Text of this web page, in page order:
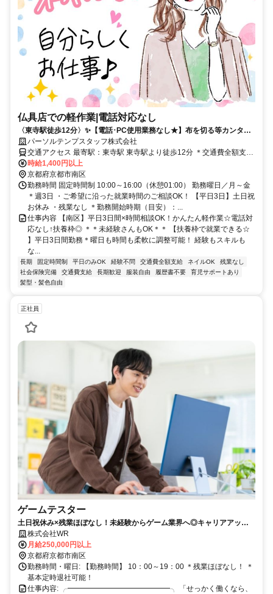
仏具店での軽作業|電話対応なし
〈東寺駅徒歩12分〉✨️【電話･PC使用業務なし★】布を切る等カンタ
ン！軽作業◎扶養枠
パーソルテンプスタッフ株式会社
交通アクセス 最寄駅：東寺駅 東寺駅より徒歩12分 ＊交通費全額支給
⭐️京都市下京区・中京区・右京区・伏見区・西京区・山科区・左京
区・南区・北区・上京区・宇治市・長岡京市・亀岡市・向日市・大津
市・高槻市・茨木市など周辺から通勤している方多数です！
時給1,400円以上
京都府京都市南区
勤務時間 固定時間制 10:00～16:00（休憩01:00） 勤務曜日／月～金
＊週3日 ・ご希望に沿った就業時間のご相談OK！ 【平日3日】土日祝
お休み ・残業なし ＊勤務開始時期（目安）：...
仕事内容 【南区】平日3日間×時間相談OK！かんたん軽作業☆電話対
応なし↑扶養枠◎ ＊＊未経験さんもOK＊＊ 【扶養枠で就業できる☆
】平日3日間勤務＊曜日も時間も柔軟に調整可能！ 経験もスキルも
な...
長期 固定時間制 平日のみOK 経験不問 交通費全額支給 ネイルOK
残業なし
社会保険完備
交通費支給 長期歓迎 服装自由 履歴書不要
育児サポートあり
髪型・髪色自由
正社員
ゲームテスター
土日祝休み×残業ほぼなし！未経験からゲーム業界へ◎キャリアアップ
もしっかりサポート✨
株式会社WR
月給250,000円以上
京都府京都市南区
勤務時間・曜日: 【勤務時間】 10：00～19：00 ＊残業ほぼなし！ ＊
基本定時退社可能！
仕事内容: ╭━━━━━━━━━━━━━━╮ 「せっかく働くなら、